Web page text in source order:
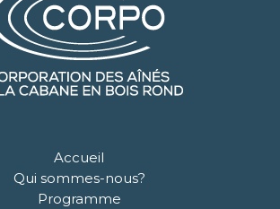
Accueil
Qui sommes-nous?
Programme